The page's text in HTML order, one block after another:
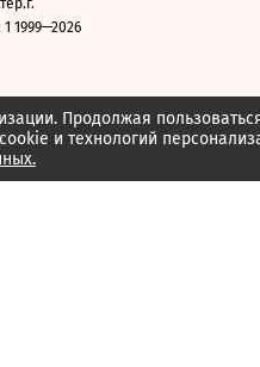
Продолжая
и технологий
1999—2026